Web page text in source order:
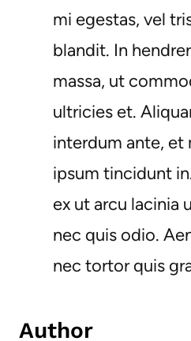
mi egestas, vel
blandit. In
massa, ut
ultricies et.
interdum ante, et
ipsum tincidunt
ex ut arcu lacinia
nec quis odio.
nec tortor quis
Author